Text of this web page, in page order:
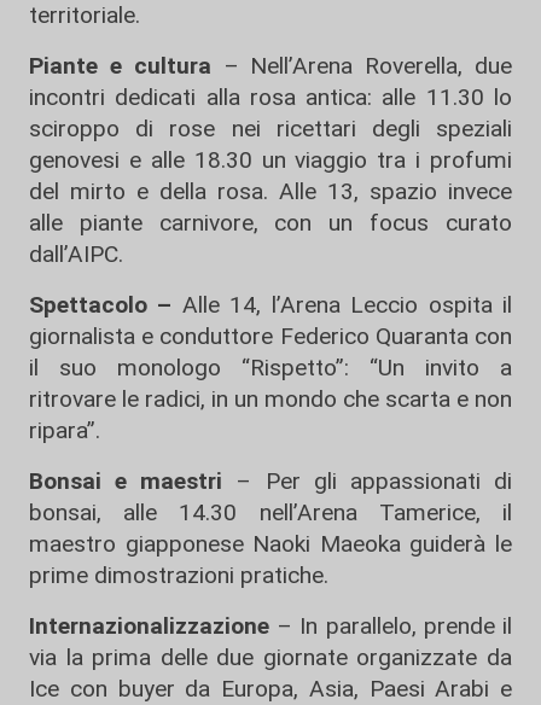
territoriale.
Piante e cultura – Nell’Arena Roverella, due
incontri dedicati alla rosa antica: alle 11.30 lo
sciroppo di rose nei ricettari degli speziali
genovesi e alle 18.30 un viaggio tra i profumi
del mirto e della rosa. Alle 13, spazio invece
alle piante carnivore, con un focus curato
dall’AIPC.
Spettacolo – Alle 14, l’Arena Leccio ospita il
giornalista e conduttore Federico Quaranta con
il suo monologo “Rispetto”: “Un invito a
ritrovare le radici, in un mondo che scarta e non
ripara”.
Bonsai e maestri – Per gli appassionati di
bonsai, alle 14.30 nell’Arena Tamerice, il
maestro giapponese Naoki Maeoka guiderà le
prime dimostrazioni pratiche.
Internazionalizzazione – In parallelo, prende il
via la prima delle due giornate organizzate da
Ice con buyer da Europa, Asia, Paesi Arabi e